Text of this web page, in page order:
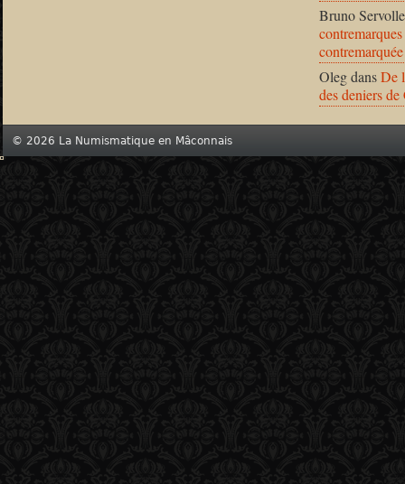
Bruno Servolle
OlegdansDe
des deniers
© 2026 La Numismatique en Mâconnais